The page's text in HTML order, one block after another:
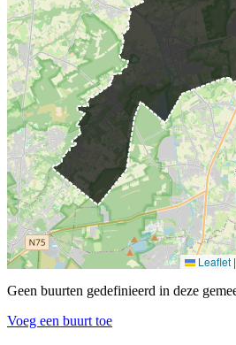
Leaflet |
Geen buurten gedefinieerd in deze
Voeg een buurt toe